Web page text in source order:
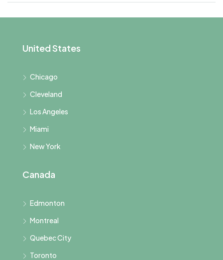
United States
Chicago
Cleveland
Los Angeles
Miami
New York
Canada
Edmonton
Montreal
Quebec City
Toronto